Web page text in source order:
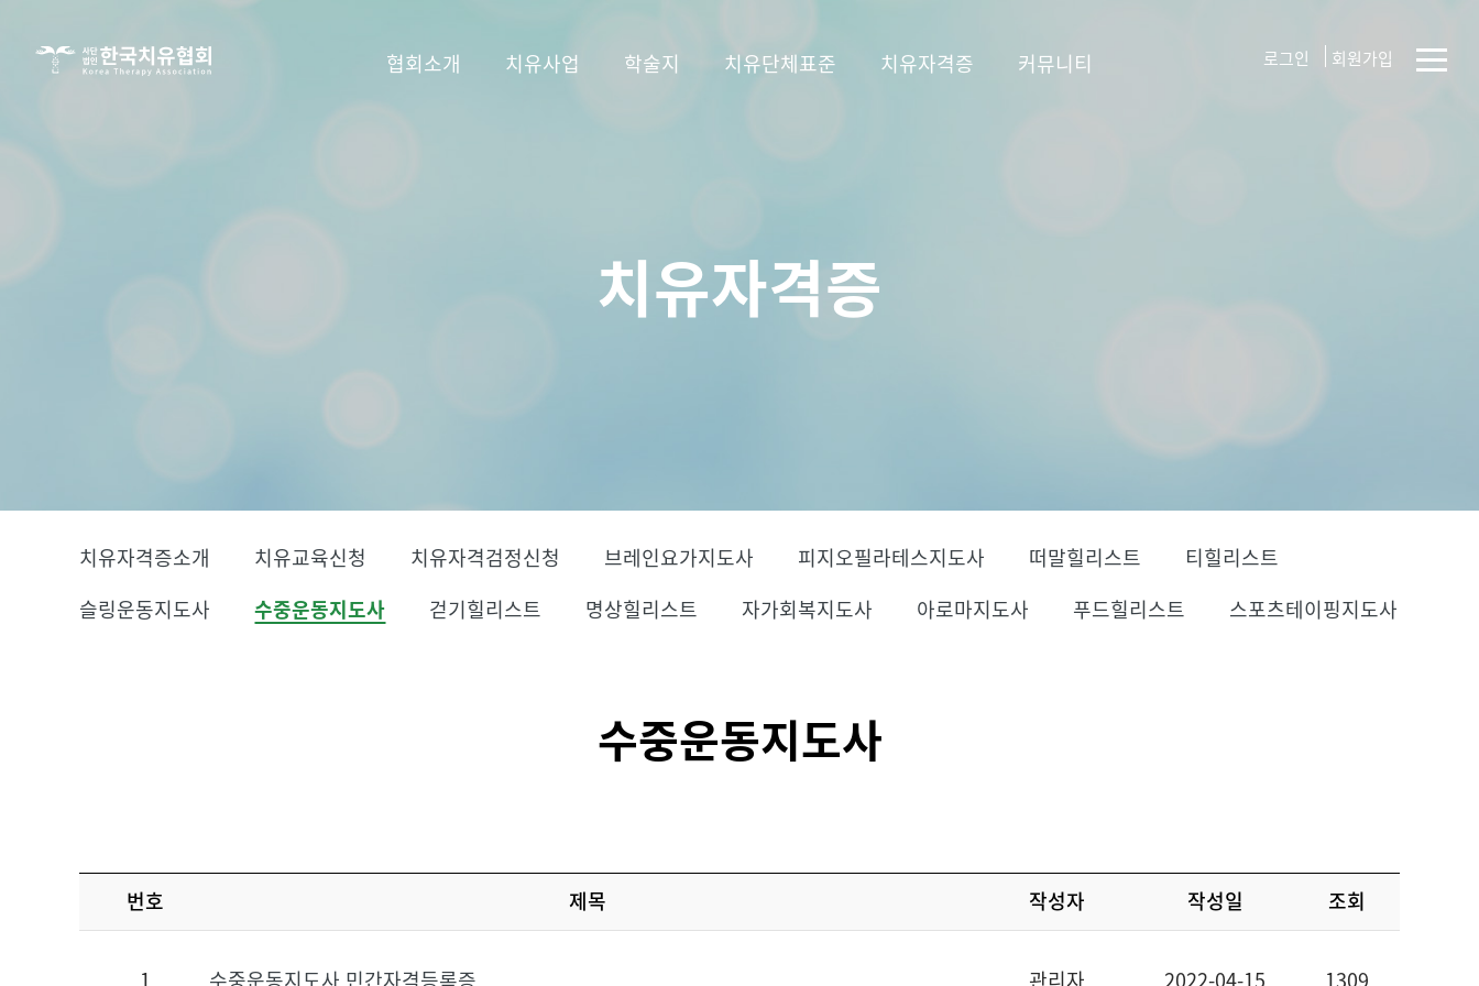
사단법인
협회소개 치유사업 학술지 치유단체표준 치유자격증 커뮤니티 로그인 회원가입
치유자격증
치유자격증소개 치유교육신청 치유자격검정신청 브레인요가지도사 피지오필라테스지도사 떠말힐리스트 티힐리스트
슬링운동지도사 수중운동지도사 걷기힐리스트 명상힐리스트 자가회복지도사 아로마지도사 푸드힐리스트 스포츠테이핑지도사
수중운동지도사
번호 제목 작성자 작성일 조회
1 수중운동지도사 민간자격등록증 관리자 2022-04-15 1309